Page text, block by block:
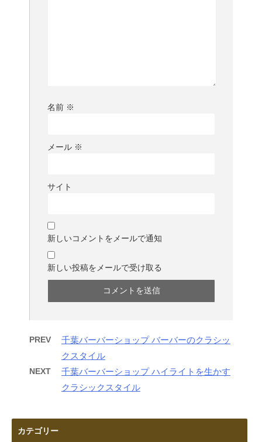
名前 ※
メール ※
サイト
新しいコメントをメールで通知
新しい投稿をメールで受け取る
PREV
千葉バーバーショップ バーバーのクラシッ
クスタイル
NEXT
千葉バーバーショップ ハイライトを生かす
クラシックスタイル
カテゴリー